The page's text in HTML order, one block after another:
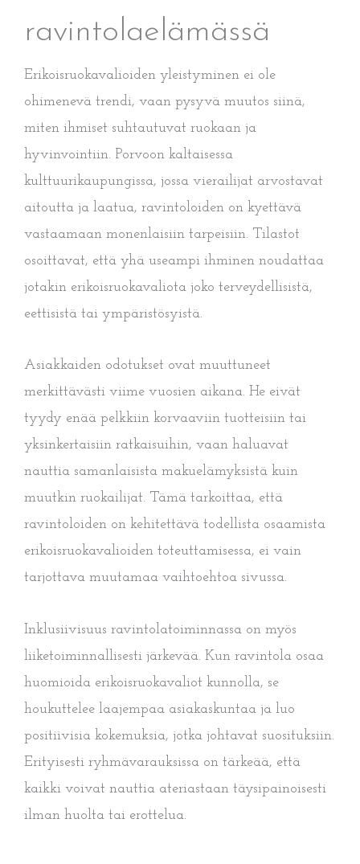
ravintolaelämässä
Erikoisruokavalioiden yleistyminen ei ole
ohimenevä trendi, vaan pysyvä muutos siinä,
miten ihmiset suhtautuvat ruokaan ja
hyvinvointiin. Porvoon kaltaisessa
kulttuurikaupungissa, jossa vierailijat arvostavat
aitoutta ja laatua, ravintoloiden on kyettävä
vastaamaan monenlaisiin tarpeisiin. Tilastot
osoittavat, että yhä useampi ihminen noudattaa
jotakin erikoisruokavaliota joko terveydellisistä,
eettisistä tai ympäristösyistä.
Asiakkaiden odotukset ovat muuttuneet
merkittävästi viime vuosien aikana. He eivät
tyydy enää pelkkiin korvaaviin tuotteisiin tai
yksinkertaisiin ratkaisuihin, vaan haluavat
nauttia samanlaisista makuelämyksistä kuin
muutkin ruokailijat. Tämä tarkoittaa, että
ravintoloiden on kehitettävä todellista osaamista
erikoisruokavalioiden toteuttamisessa, ei vain
tarjottava muutamaa vaihtoehtoa sivussa.
Inklusiivisuus ravintolatoiminnassa on myös
liiketoiminnallisesti järkevää. Kun ravintola osaa
huomioida erikoisruokavaliot kunnolla, se
houkuttelee laajempaa asiakaskuntaa ja luo
positiivisia kokemuksia, jotka johtavat suosituksiin.
Erityisesti ryhmävarauksissa on tärkeää, että
kaikki voivat nauttia ateriastaan täysipainoisesti
ilman huolta tai erottelua.